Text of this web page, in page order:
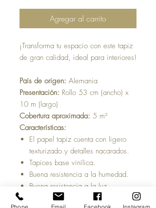
Agregar al carrito
¡Transforma tu espacio con este tapiz
de gran calidad, ideal para interiores!
País de origen: Alemania
Presentación: Rollo 53 cm (ancho) x
10 m (largo)
Cobertura aproximada: 5 m²
Características:
El papel tapiz cuenta con ligero
texturizado y detalles nacarados.
Tapices base vinílica.
Buena resistencia a la humedad.
Buena resistencia a la luz.
Repetición del patrón:
64 cm
Phone Email Facebook Instagram